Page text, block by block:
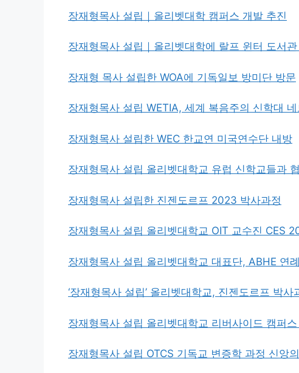
장재형목사 설립｜올리벳대학 캠퍼스 개발 추진
장재형목사 설립｜올리벳대학에 랄프 윈터 도서관
장재형 목사 설립한 WOA에 기독일보 방미단 방문
장재형목사 설립 WETIA, 세계 복음주의 신학대
장재형목사 설립한 WEC 한교연 미국연수단 내방
장재형목사 설립 올리벳대학교 유럽 신학교들과
장재형목사 설립한 진젠도르프 2023 박사과정
장재형목사 설립 올리벳대학교 OIT 교수진 CES
장재형목사 설립 올리벳대학교 대표단, ABHE 연
‘장재형목사 설립’ 올리벳대학교, 진젠도르프 박
장재형목사 설립 올리벳대학교 리버사이드 캠퍼
장재형목사 설립 OTCS 기독교 변증학 과정 신앙